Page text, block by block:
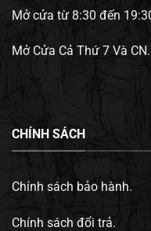
Mở cửa từ 8:30 đến
Mở Cửa Cả Thứ 7 Và CN.
CHÍNH SÁCH
Chính sách bảo hành.
Chính sách đổi trả.